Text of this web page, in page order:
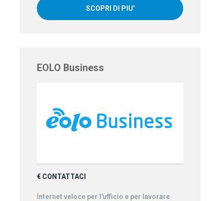
SCOPRI DI PIU'
EOLO Business
€ CONTATTACI
Internet veloce per l'ufficio e per lavorare